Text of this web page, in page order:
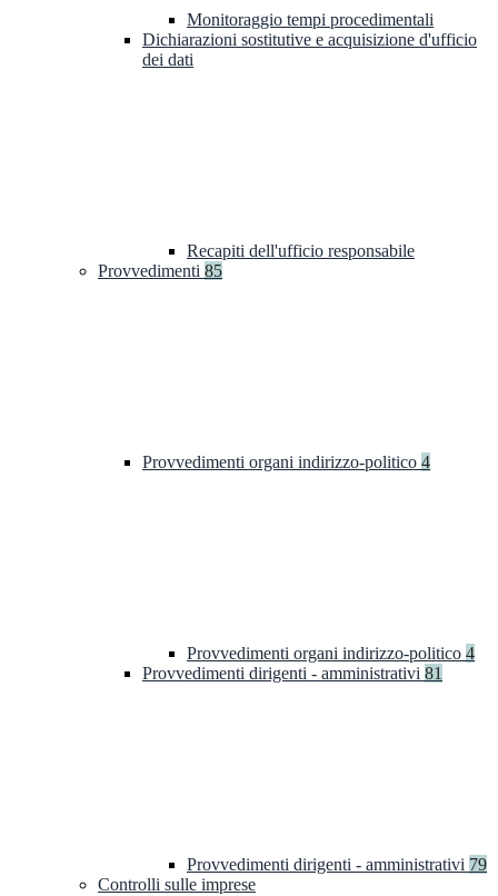
Monitoraggio tempi procedimentali
Dichiarazioni sostitutive e acquisizione d'ufficio
dei dati
Recapiti dell'ufficio responsabile
Provvedimenti 85
Provvedimenti organi indirizzo-politico 4
Provvedimenti organi indirizzo-politico 4
Provvedimenti dirigenti - amministrativi 81
Provvedimenti dirigenti - amministrativi 79
Controlli sulle imprese